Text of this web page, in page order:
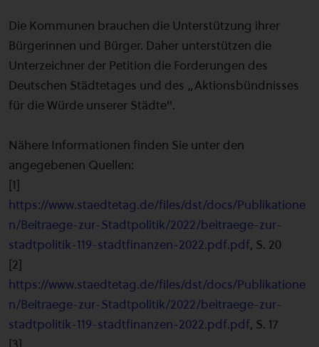
Die Kommunen brauchen die Unterstützung ihrer
Bürgerinnen und Bürger. Daher unterstützen die
Unterzeichner der Petition die Forderungen des
Deutschen Städtetages und des „Aktionsbündnisses
für die Würde unserer Städte".
Nähere Informationen finden Sie unter den
angegebenen Quellen:
[1]
https://www.staedtetag.de/files/dst/docs/Publikatione
n/Beitraege-zur-Stadtpolitik/2022/beitraege-zur-
stadtpolitik-119-stadtfinanzen-2022.pdf.pdf, S. 20
[2]
https://www.staedtetag.de/files/dst/docs/Publikatione
n/Beitraege-zur-Stadtpolitik/2022/beitraege-zur-
stadtpolitik-119-stadtfinanzen-2022.pdf.pdf, S. 17